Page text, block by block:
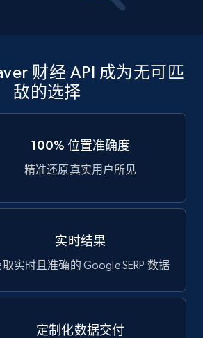
财经 API 成为无可匹
敌的选择
100% 位置准确度
精准还原真实用户所见
实时结果
实时且准确的 Google SERP 数据
定制化数据交付